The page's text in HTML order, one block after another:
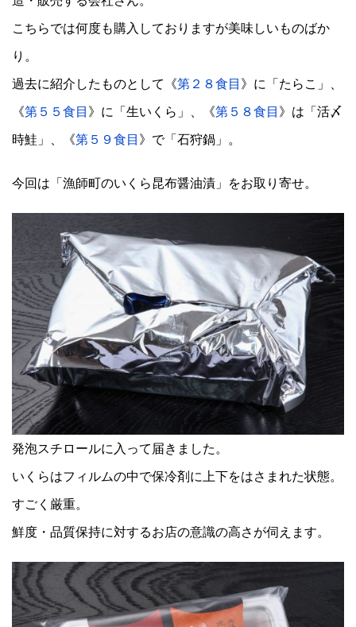
こちらでは何度も購入しておりますが美味しいものばか
り。
過去に紹介したものとして《第２８食目》に「たらこ」、
《第５５食目》に「生いくら」、《第５８食目》は「活〆
時鮭」、《第５９食目》で「石狩鍋」。
今回は「漁師町のいくら昆布醤油漬」をお取り寄せ。
発泡スチロールに入って届きました。
いくらはフィルムの中で保冷剤に上下をはさまれた状態。
すごく厳重。
鮮度・品質保持に対するお店の意識の高さが伺えます。